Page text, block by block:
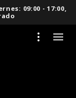
09:00 - 17:00,